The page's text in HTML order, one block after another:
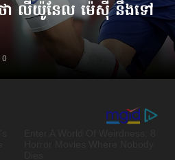
ថា លីយ៉ូនែល ម៉េស៊ី នឹងទៅ
0